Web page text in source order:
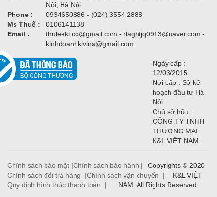
Nội, Hà Nội
Phone :
0934650886 - (024) 3554 2888
Ms Thuế :
0106141138
Email :
thuleekl.co@gmail.com - rlaghtjq0913@naver.com -
kinhdoanhklvina@gmail.com
Ngày cấp :
12/03/2015
Nơi cấp : Sở kế
hoạch đầu tư Hà
Nội
Chủ sở hữu :
CÔNG TY TNHH
THƯƠNG MẠI
K&L VIỆT NAM
Chính sách bảo mật |Chính sách bảo hành |
Chính sách đổi trả hàng |Chính sách vận chuyển |
Quy định hình thức thanh toán |
Copyrights © 2020
K&L VIỆT
NAM. All Rights Reserved.